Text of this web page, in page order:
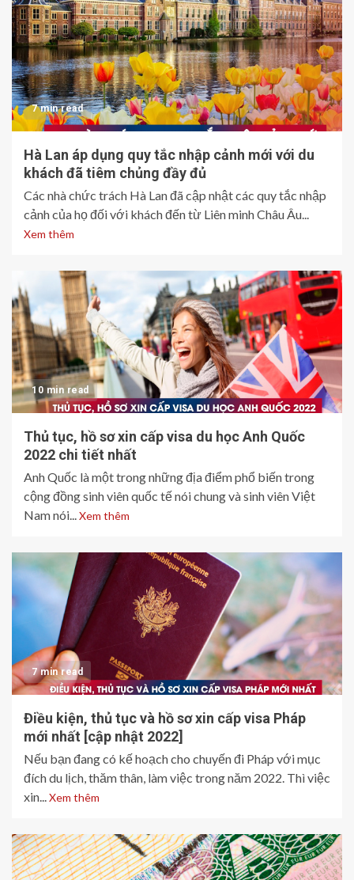
7 min read
Hà Lan áp dụng quy tắc nhập cảnh mới với du
khách đã tiêm chủng đầy đủ
Các nhà chức trách Hà Lan đã cập nhật các quy tắc nhập
cảnh của họ đối với khách đến từ Liên minh Châu Âu...
Xem thêm
10 min read
Thủ tục, hồ sơ xin cấp visa du học Anh Quốc
2022 chi tiết nhất
Anh Quốc là một trong những địa điểm phổ biến trong
cộng đồng sinh viên quốc tế nói chung và sinh viên Việt
Nam nói...Xem thêm
7 min read
Điều kiện, thủ tục và hồ sơ xin cấp visa Pháp
mới nhất [cập nhật 2022]
Nếu bạn đang có kế hoạch cho chuyến đi Pháp với mục
đích du lịch, thăm thân, làm việc trong năm 2022. Thì việc
xin...Xem thêm